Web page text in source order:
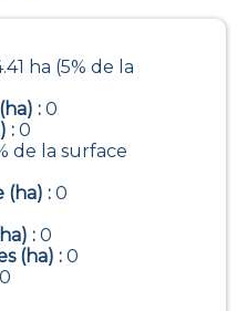
ha (5% de la
: 0
: 0
de la surface
(ha) : 0
: 0
(ha) : 0
0